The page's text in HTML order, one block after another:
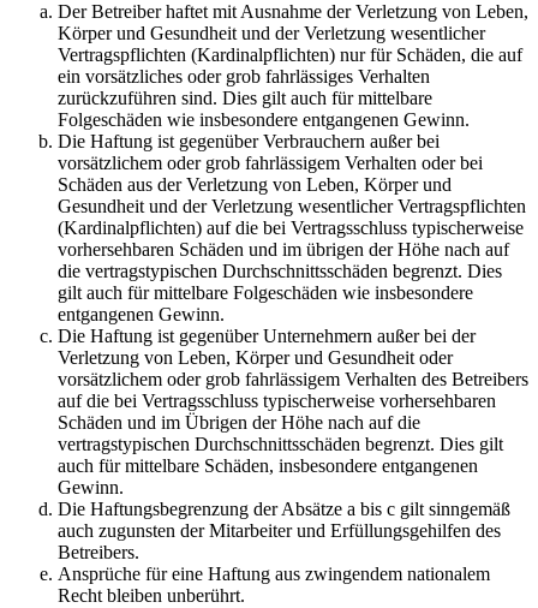
Der Betreiber haftet mit Ausnahme der Verletzung von Leben,
Körper und Gesundheit und der Verletzung wesentlicher
Vertragspflichten (Kardinalpflichten) nur für Schäden, die auf
ein vorsätzliches oder grob fahrlässiges Verhalten
zurückzuführen sind. Dies gilt auch für mittelbare
Folgeschäden wie insbesondere entgangenen Gewinn.
Die Haftung ist gegenüber Verbrauchern außer bei
vorsätzlichem oder grob fahrlässigem Verhalten oder bei
Schäden aus der Verletzung von Leben, Körper und
Gesundheit und der Verletzung wesentlicher Vertragspflichten
(Kardinalpflichten) auf die bei Vertragsschluss typischerweise
vorhersehbaren Schäden und im übrigen der Höhe nach auf
die vertragstypischen Durchschnittsschäden begrenzt. Dies
gilt auch für mittelbare Folgeschäden wie insbesondere
entgangenen Gewinn.
Die Haftung ist gegenüber Unternehmern außer bei der
Verletzung von Leben, Körper und Gesundheit oder
vorsätzlichem oder grob fahrlässigem Verhalten des Betreibers
auf die bei Vertragsschluss typischerweise vorhersehbaren
Schäden und im Übrigen der Höhe nach auf die
vertragstypischen Durchschnittsschäden begrenzt. Dies gilt
auch für mittelbare Schäden, insbesondere entgangenen
Gewinn.
Die Haftungsbegrenzung der Absätze a bis c gilt sinngemäß
auch zugunsten der Mitarbeiter und Erfüllungsgehilfen des
Betreibers.
Ansprüche für eine Haftung aus zwingendem nationalem
Recht bleiben unberührt.